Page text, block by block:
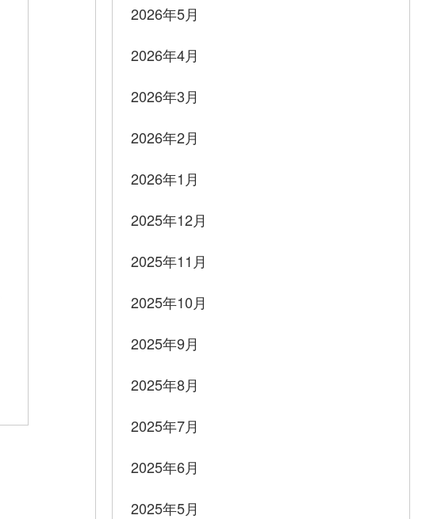
2026年5月
2026年4月
2026年3月
2026年2月
2026年1月
2025年12月
2025年11月
2025年10月
2025年9月
2025年8月
2025年7月
2025年6月
2025年5月